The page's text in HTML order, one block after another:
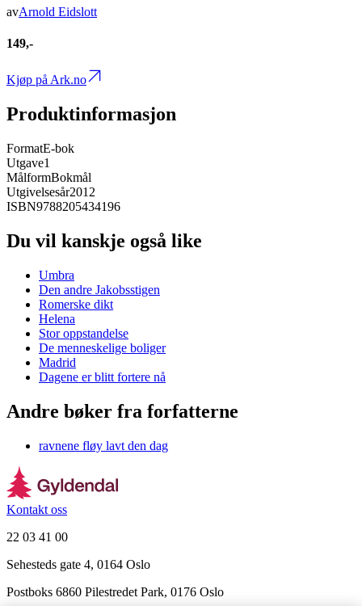
avArnold Eidslott
149,-
Kjøp på Ark.no
Produktinformasjon
FormatE-bok
Utgave1
MålformBokmål
Utgivelsesår2012
ISBN9788205434196
Du vil kanskje også like
Umbra
Den andre Jakobsstigen
Romerske dikt
Helena
Stor oppstandelse
De menneskelige boliger
Madrid
Dagene er blitt fortere nå
Andre bøker fra forfatterne
ravnene fløy lavt den dag
Kontakt oss
22 03 41 00
Sehesteds gate 4, 0164 Oslo
Postboks 6860 Pilestredet Park, 0176 Oslo